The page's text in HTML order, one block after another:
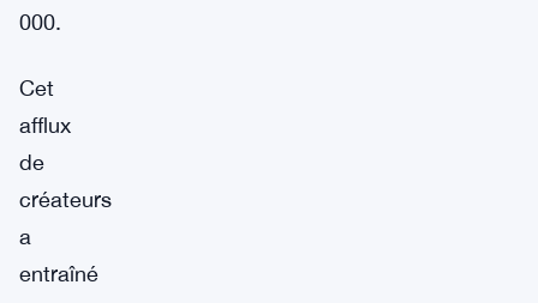
000.
Cet
afflux
de
créateurs
a
entraîné